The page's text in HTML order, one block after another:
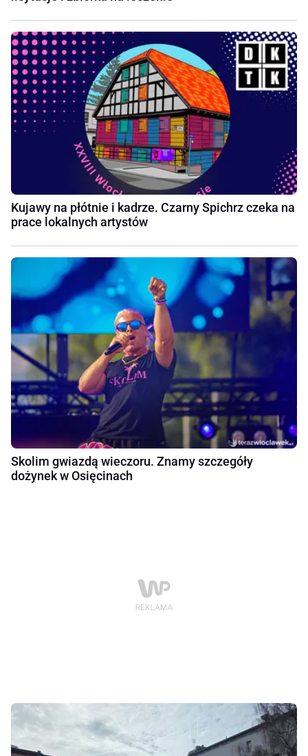
Kujawy na płótnie i kadrze. Czarny Spichrz czeka na
prace lokalnych artystów
Skolim gwiazdą wieczoru. Znamy szczegóły
dożynek w Osięcinach